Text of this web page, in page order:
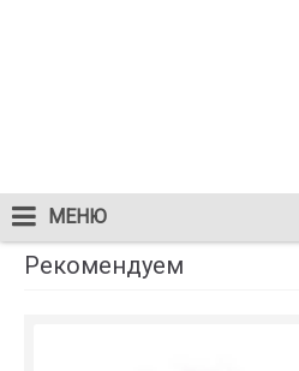
МЕНЮ
Рекомендуем